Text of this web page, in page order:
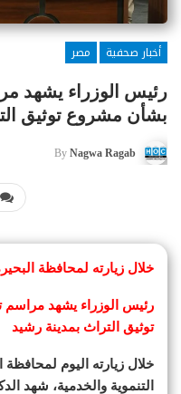
أخبار صحفية
مصر
رئيس الوزراء يشهد
بشأن مشروع توثيق
By Nagwa Ragab
خلال زيارته لمحافظة
رئيس الوزراء يشهد
توثيق التراث بمدينة رشيد
خلال زيارته اليوم
التنموية والخدمية، شهد